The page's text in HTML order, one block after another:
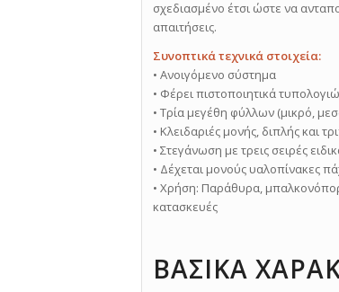
σχεδιασμένο έτσι ώστε να
απαιτήσεις.
Συνοπτικά τεχνικά στοιχεία:
• Ανοιγόμενο σύστημα
• Φέρει πιστοποιητικά
• Τρία μεγέθη φύλλων (μικρό,
• Κλειδαριές μονής, διπλής και
• Στεγάνωση με τρεις σειρές
• Δέχεται μονούς υαλοπίνακες
• Χρήση: Παράθυρα,
κατασκευές
ΒΑΣΙΚΑ